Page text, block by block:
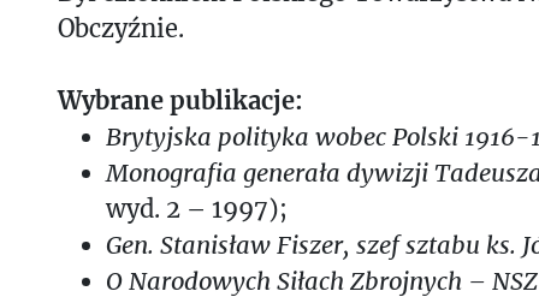
Obczyźnie.
Wybrane publikacje:
Brytyjska polityka wobec Polski 1916-
Monografia generała dywizji
wyd. 2 – 1997);
Gen. Stanisław Fiszer, szef sztabu ks.
O Narodowych Siłach Zbrojnych – NSZ